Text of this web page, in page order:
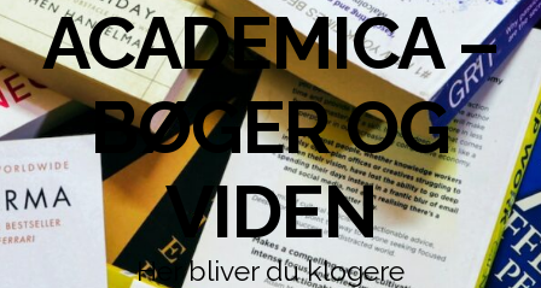
ACADEMICA –
BØGER OG
VIDEN
Her bliver du klogere